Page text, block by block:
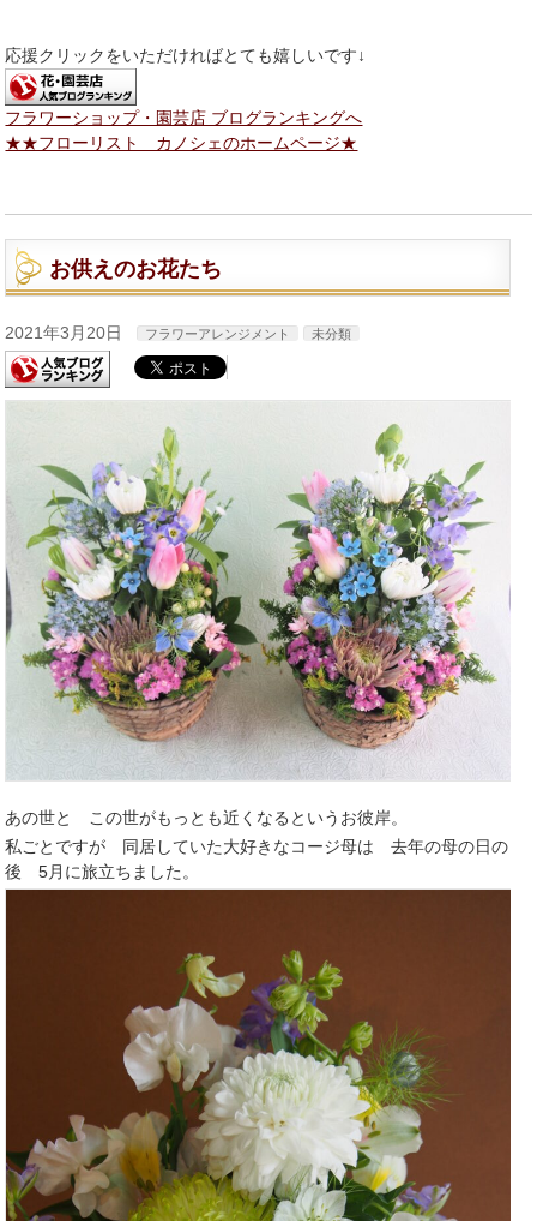
応援クリックをいただければとても嬉しいです↓
フラワーショップ・園芸店 ブログランキングへ
★★フローリスト カノシェのホームページ★
お供えのお花たち
2021年3月20日 フラワーアレンジメント 未分類
あの世と この世がもっとも近くなるというお彼岸。
私ごとですが 同居していた大好きなコージ母は 去年の母の日の
後 5月に旅立ちました。